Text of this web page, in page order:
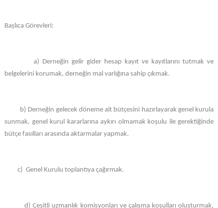
Başlıca Görevleri:
a) Derneğin gelir gider hesap kayıt ve kayıtlarını tutmak ve
belgelerini korumak, derneğin mal varlığına sahip çıkmak.
b) Derneğin gelecek döneme ait bütçesini hazırlayarak genel kurula
sunmak, genel kurul kararlarına aykırı olmamak koşulu ile gerektiğinde
bütçe fasılları arasında aktarmalar yapmak.
c) Genel Kurulu toplantıya çağırmak.
d) Çeşitli uzmanlık komisyonları ve çalışma koşulları oluşturmak,